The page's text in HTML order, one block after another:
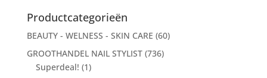
Productcategorieën
BEAUTY - WELNESS - SKIN CARE (60)
GROOTHANDEL NAIL STYLIST (736)
Superdeal! (1)